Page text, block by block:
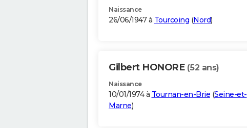
Naissance
26/06/1947 à Tourcoing (Nord)
Gilbert HONORE (52 ans)
Naissance
10/01/1974 à Tournan-en-Brie (Seine-et-
Marne)